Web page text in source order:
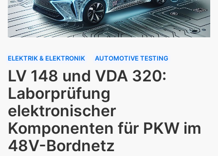
ELEKTRIK & ELEKTRONIK AUTOMOTIVE TESTING
LV 148 und VDA 320:
Laborprüfung
elektronischer
Komponenten für PKW im
48V-Bordnetz